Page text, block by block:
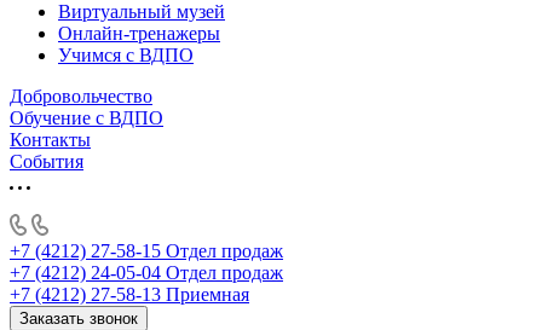
Виртуальный музей
Онлайн-тренажеры
Учимся с ВДПО
Добровольчество
Обучение с ВДПО
Контакты
События
+7 (4212) 27-58-15 Отдел продаж
+7 (4212) 24-05-04 Отдел продаж
+7 (4212) 27-58-13 Приемная
Заказать звонок